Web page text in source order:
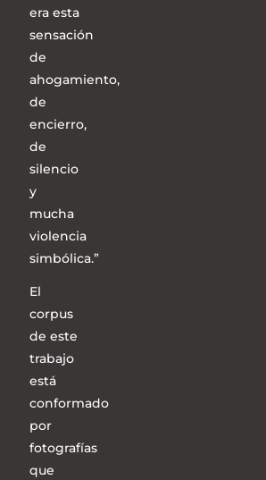
era esta
sensación
de
ahogamiento,
de
encierro,
de
silencio
y
mucha
violencia
simbólica.”
El
corpus
de este
trabajo
está
conformado
por
fotografías
que